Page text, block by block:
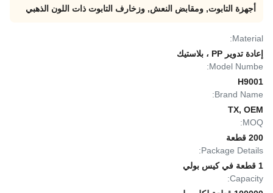
أجهزة التابوت, ومقابض النعش, وزخارف التابوت ذات اللون الذهبي
Material:
إعادة تدوير PP ، بلاستيك
Model Numbe:
H9001
Brand Name:
TX, OEM
MOQ:
200 قطعة
Package Details:
1 قطعة في كيس بولي
Capacity: